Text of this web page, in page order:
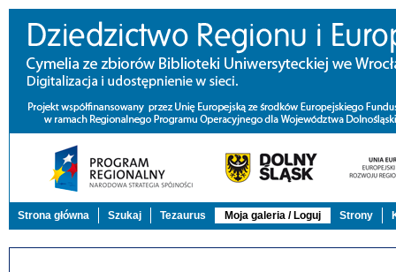
Strona główna Szukaj Tezaurus Moja galeria / Loguj Strony